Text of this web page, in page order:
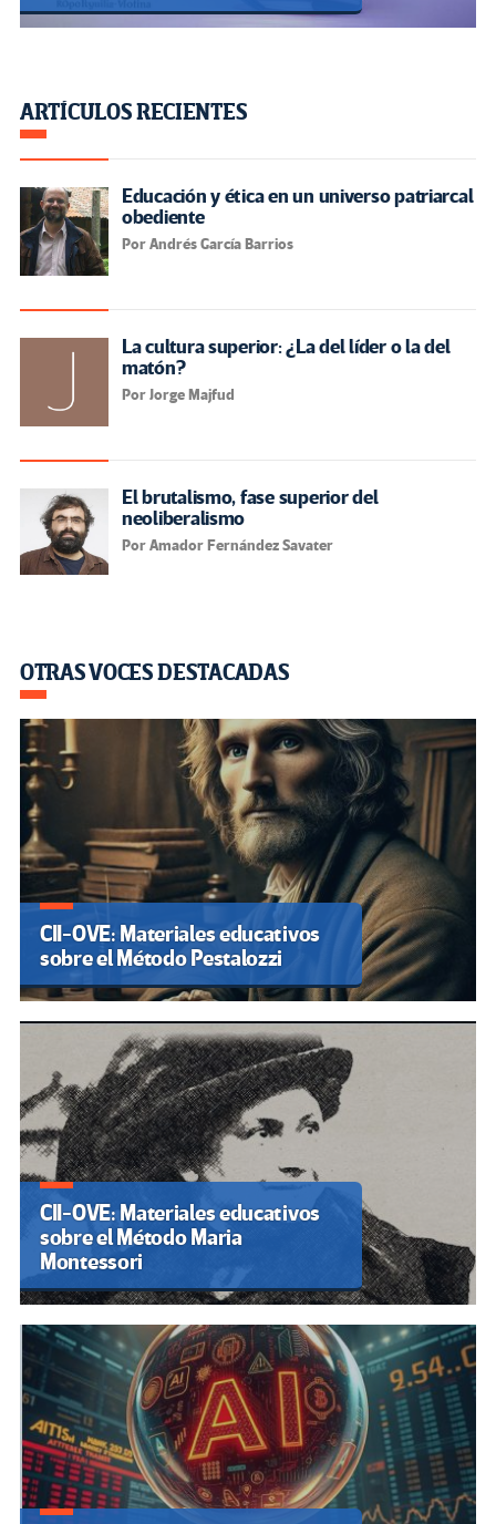
ARTÍCULOS RECIENTES
Educación y ética en un universo patriarcal
obediente
Por Andrés García Barrios
La cultura superior: ¿La del líder o la del
matón?
Por Jorge Majfud
El brutalismo, fase superior del
neoliberalismo
Por Amador Fernández Savater
OTRAS VOCES DESTACADAS
CII-OVE: Materiales educativos
sobre el Método Pestalozzi
CII-OVE: Materiales educativos
sobre el Método Maria
Montessori